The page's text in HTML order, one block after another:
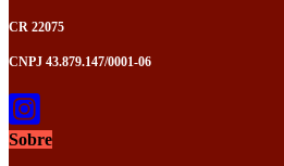
CR 22075
CNPJ 43.879.147/0001-06
Sobre